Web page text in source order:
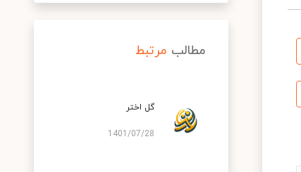
مطالب مرتبط
گل اختر
1401/07/28